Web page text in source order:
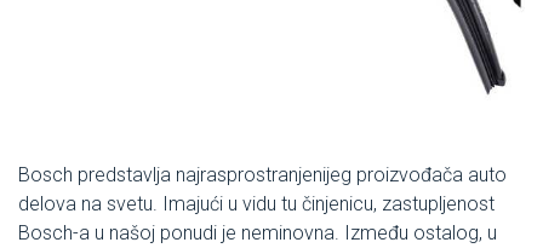
Bosch predstavlja najrasprostranjenijeg proizvođača auto
delova na svetu. Imajući u vidu tu činjenicu, zastupljenost
Bosch-a u našoj ponudi je neminovna. Između ostalog, u